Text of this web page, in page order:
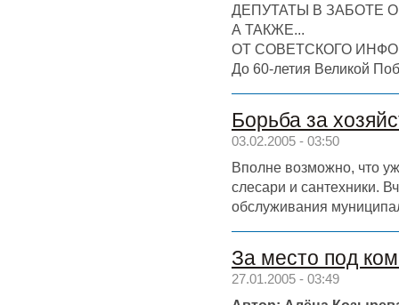
ДЕПУТАТЫ В ЗАБОТЕ
А ТАКЖЕ...
ОТ СОВЕТСКОГО
До 60-летия Великой
Борьба за
03.02.2005 - 03:50
Вполне возможно, что
слесари и сантехники.
обслуживания
За место под
27.01.2005 - 03:49